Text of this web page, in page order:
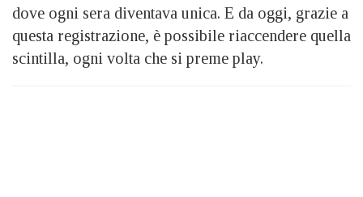
dove ogni sera diventava unica. E da oggi, grazie a
questa registrazione, è possibile riaccendere quella
scintilla, ogni volta che si preme play.